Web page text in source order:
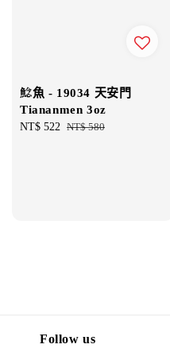
鯰魚 - 19034 天安門
Tiananmen 3oz
Sale
NT$ 522 Regular
NT$ 580
Follow us